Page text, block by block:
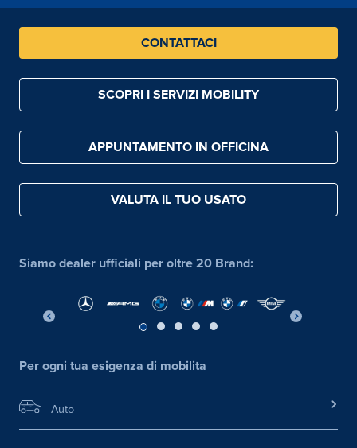
CONTATTACI
SCOPRI I SERVIZI MOBILITY
APPUNTAMENTO IN OFFICINA
VALUTA IL TUO USATO
Siamo dealer ufficiali per oltre 20 Brand:
Per ogni tua esigenza di mobilita
Auto